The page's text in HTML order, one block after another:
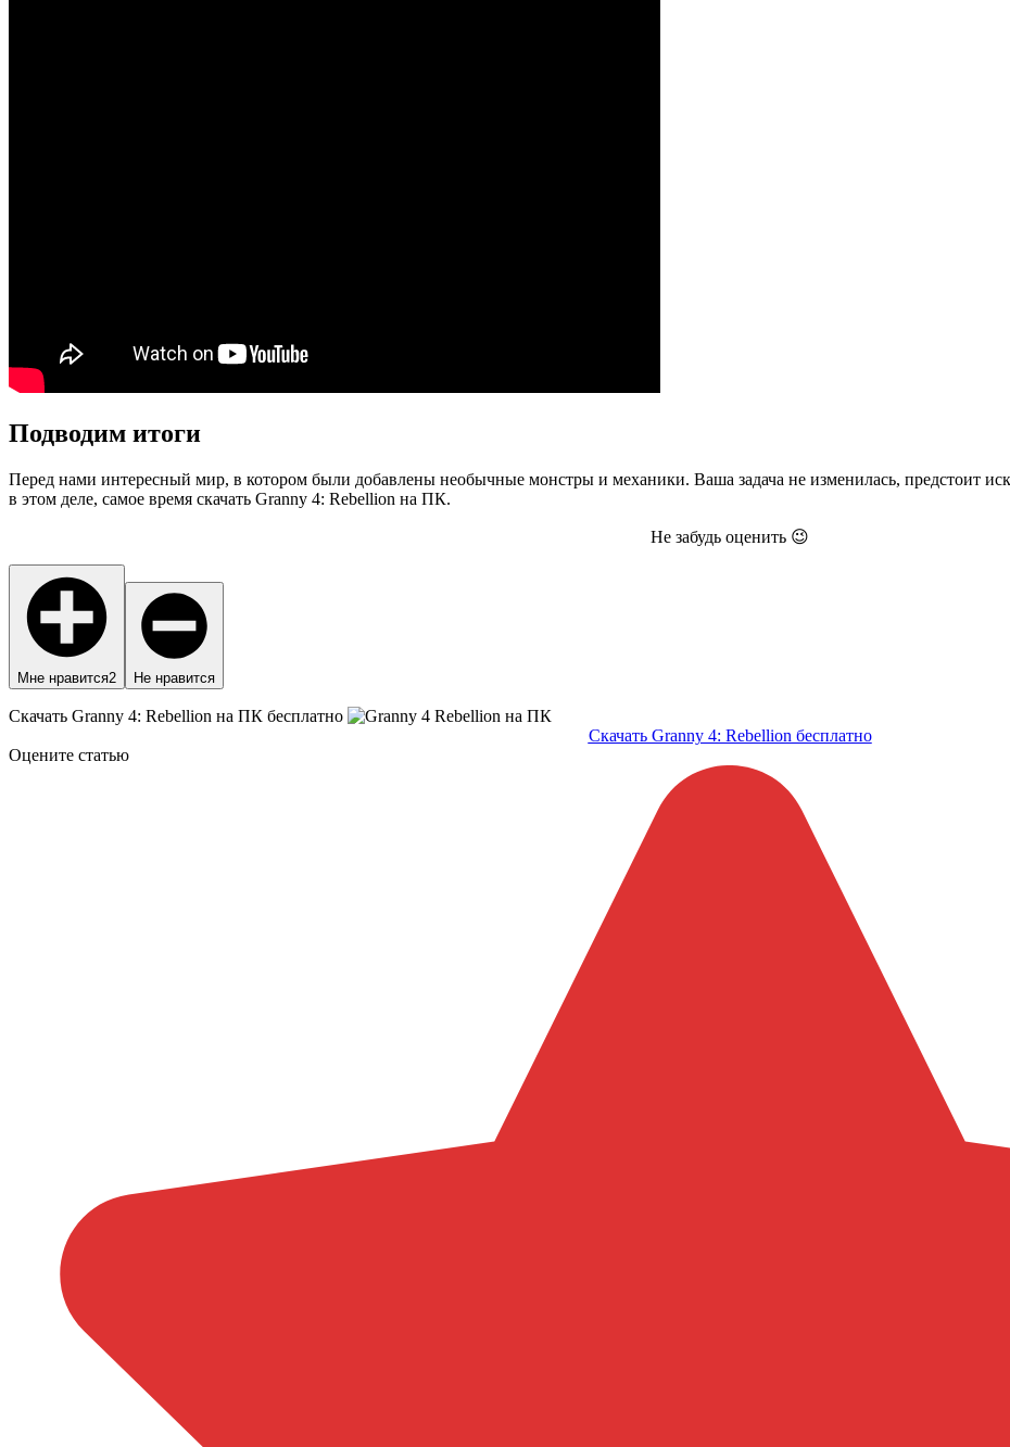
Подводим итоги
Перед нами интересный мир, в котором были добавлены необычные монстры и механики. Ваша задача не изменилась, предстоит
в этом деле, самое время скачать Granny 4: Rebellion на ПК.
Не забудь оценить 😉
Мне нравится2 Не нравится
Скачать Granny 4: Rebellion на ПК бесплатно
Скачать Granny 4: Rebellion бесплатно
Оцените статью